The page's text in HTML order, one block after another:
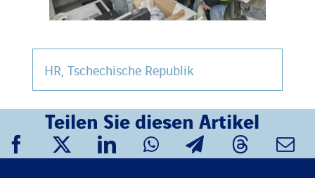
HR Tschechische Republik
Teilen Sie diesen Artikel